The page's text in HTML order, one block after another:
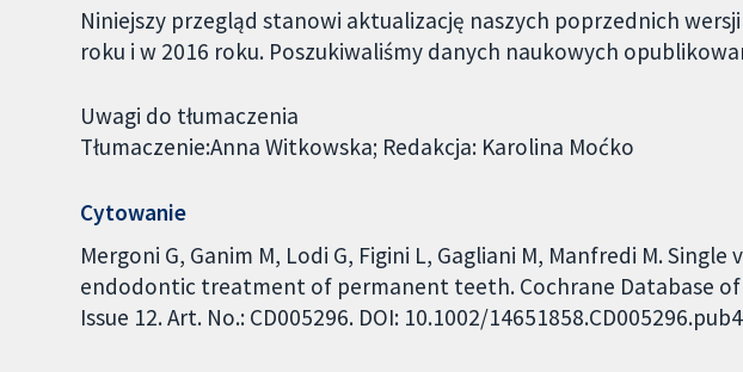
Niniejszy przegląd stanowi aktualizację naszych poprzednich
roku i w 2016 roku. Poszukiwaliśmy danych naukowych
Uwagi do tłumaczenia
Tłumaczenie:Anna Witkowska; Redakcja: Karolina Moćko
Cytowanie
Mergoni G, Ganim M, Lodi G, Figini L, Gagliani M, Manfredi M.
endodontic treatment of permanent teeth. Cochrane Database of
Issue 12. Art. No.: CD005296. DOI: 10.1002/